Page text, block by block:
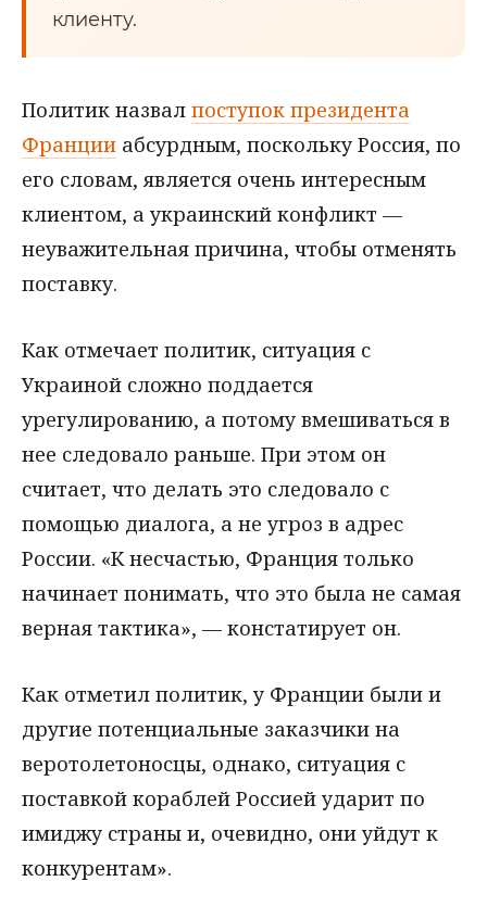
клиенту.
Политик назвал поступок президента
Франции абсурдным, поскольку Россия, по
его словам, является очень интересным
клиентом, а украинский конфликт —
неуважительная причина, чтобы отменять
поставку.
Как отмечает политик, ситуация с
Украиной сложно поддается
урегулированию, а потому вмешиваться в
нее следовало раньше. При этом он
считает, что делать это следовало с
помощью диалога, а не угроз в адрес
России. «К несчастью, Франция только
начинает понимать, что это была не самая
верная тактика», — констатирует он.
Как отметил политик, у Франции были и
другие потенциальные заказчики на
веротолетоносцы, однако, ситуация с
поставкой кораблей Россией ударит по
имиджу страны и, очевидно, они уйдут к
конкурентам».